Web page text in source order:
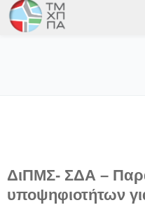
ΔιΠΜΣ- ΣΔΑ –
υποψηφιοτήτων